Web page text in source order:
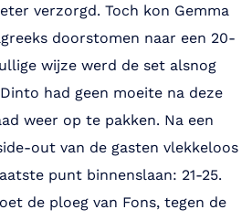
verzorgd. Toch kon Gemma
doorstomen naar een 20-
wijze werd de set alsnog
had geen moeite na deze
weer op te pakken. Na een
out van de gasten vlekkeloos
punt binnenslaan: 21-25.
de ploeg van Fons, tegen de